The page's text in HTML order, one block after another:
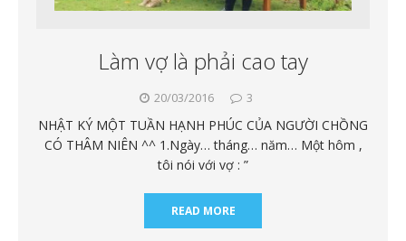
Làm vợ là phải cao tay
20/03/2016 3
NHẬT KÝ MỘT TUẦN HẠNH PHÚC CỦA NGƯỜI CHỒNG
CÓ THÂM NIÊN ^^ 1.Ngày… tháng… năm… Một hôm ,
tôi nói với vợ : ”
READ MORE